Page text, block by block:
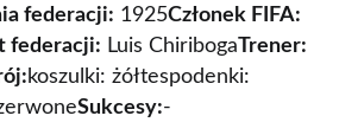
federacji: 1925Członek FIFA:
federacji: Luis ChiribogaTrener:
koszulki: żółtespodenki:
Sukcesy:-